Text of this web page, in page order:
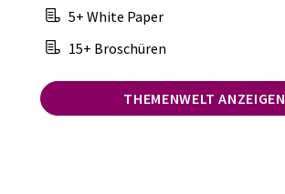
5+ White Paper
15+ Broschüren
THEMENWELT ANZEIGEN